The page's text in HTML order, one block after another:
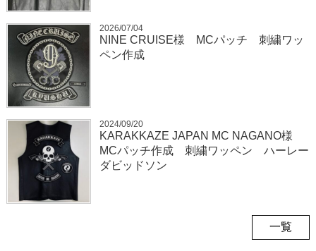
2026/07/04
NINE CRUISE様 MCパッチ 刺繍ワッ
ペン作成
2024/09/20
KARAKKAZE JAPAN MC NAGANO様
MCパッチ作成 刺繍ワッペン ハーレー
ダビッドソン
一覧